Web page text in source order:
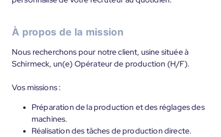
À propos de la mission
Nous recherchons pour notre client, usine située à
Schirmeck, un(e) Opérateur de production (H/F).
Vos missions :
Préparation de la production et des réglages des
machines.
Réalisation des tâches de production directe.